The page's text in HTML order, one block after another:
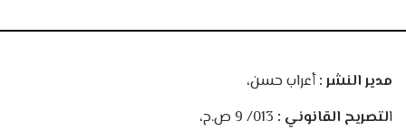
مدير النشر :أعراب حسن،
التصريح القانوني :